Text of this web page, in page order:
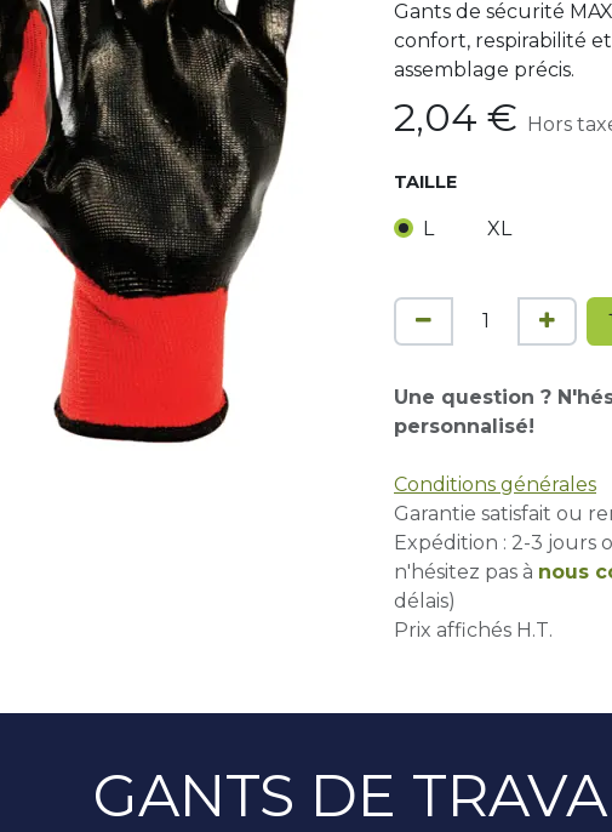
Gants de sécurité
confort, respirabilité
assemblage précis.
2,04 € Hors
TAILLE
L XL
Une question ?
personnalisé!
Conditions générales
Garantie satisfait ou
Expédition : 2-3 jours
n'hésitez pas à nous
délais)
Prix affichés H.T.
GANTS DE